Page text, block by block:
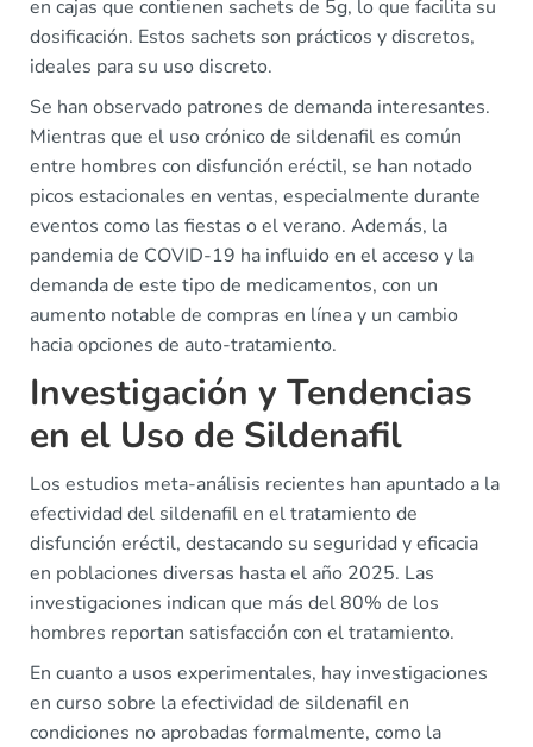
en cajas que contienen sachets de 5g, lo que facilita su
dosificación. Estos sachets son prácticos y discretos,
ideales para su uso discreto.
Se han observado patrones de demanda interesantes.
Mientras que el uso crónico de sildenafil es común
entre hombres con disfunción eréctil, se han notado
picos estacionales en ventas, especialmente durante
eventos como las fiestas o el verano. Además, la
pandemia de COVID-19 ha influido en el acceso y la
demanda de este tipo de medicamentos, con un
aumento notable de compras en línea y un cambio
hacia opciones de auto-tratamiento.
Investigación y Tendencias
en el Uso de Sildenafil
Los estudios meta-análisis recientes han apuntado a la
efectividad del sildenafil en el tratamiento de
disfunción eréctil, destacando su seguridad y eficacia
en poblaciones diversas hasta el año 2025. Las
investigaciones indican que más del 80% de los
hombres reportan satisfacción con el tratamiento.
En cuanto a usos experimentales, hay investigaciones
en curso sobre la efectividad de sildenafil en
condiciones no aprobadas formalmente, como la